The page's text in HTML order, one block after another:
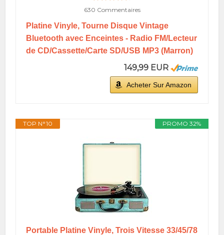
630 Commentaires
Platine Vinyle, Tourne Disque Vintage
Bluetooth avec Enceintes - Radio FM/Lecteur
de CD/Cassette/Carte SD/USB MP3 (Marron)
149,99 EUR
Acheter Sur Amazon
PROMO 32%
TOP N°10
Portable Platine Vinyle, Trois Vitesse 33/45/78